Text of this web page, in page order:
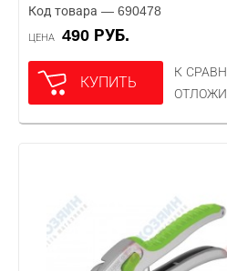
Код товара — 690478
ЦЕНА 490 РУБ.
КУПИТЬ
К